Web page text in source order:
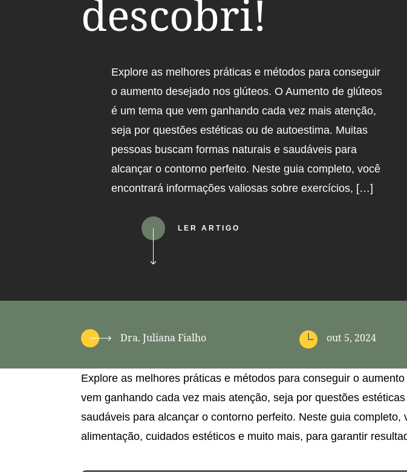
descobri!
Explore as melhores práticas e métodos para conseguir
o aumento desejado nos glúteos. O Aumento de glúteos
é um tema que vem ganhando cada vez mais atenção,
seja por questões estéticas ou de autoestima. Muitas
pessoas buscam formas naturais e saudáveis para
alcançar o contorno perfeito. Neste guia completo, você
encontrará informações valiosas sobre exercícios, […]
LER ARTIGO
Dra. Juliana Fialho  out 5, 2024
Explore as melhores práticas e métodos para conseguir o
vem ganhando cada vez mais atenção, seja por questões
saudáveis para alcançar o contorno perfeito. Neste guia
alimentação, cuidados estéticos e muito mais, para garantir